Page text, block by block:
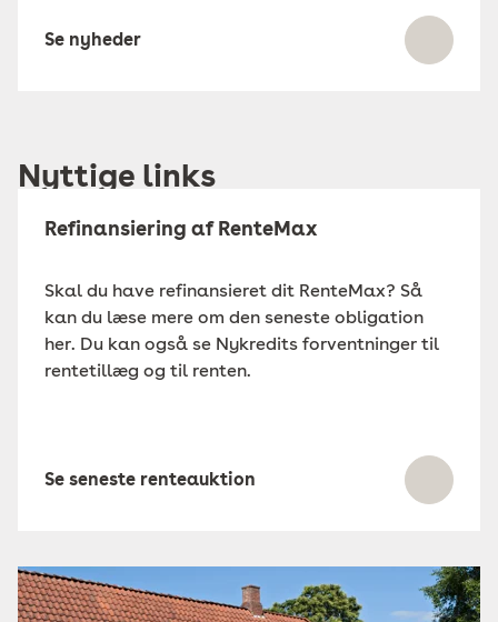
Se nyheder
Nyttige links
Refinansiering af RenteMax
Skal du have refinansieret dit RenteMax? Så
kan du læse mere om den seneste obligation
her. Du kan også se Nykredits forventninger til
rentetillæg og til renten.
Se seneste renteauktion